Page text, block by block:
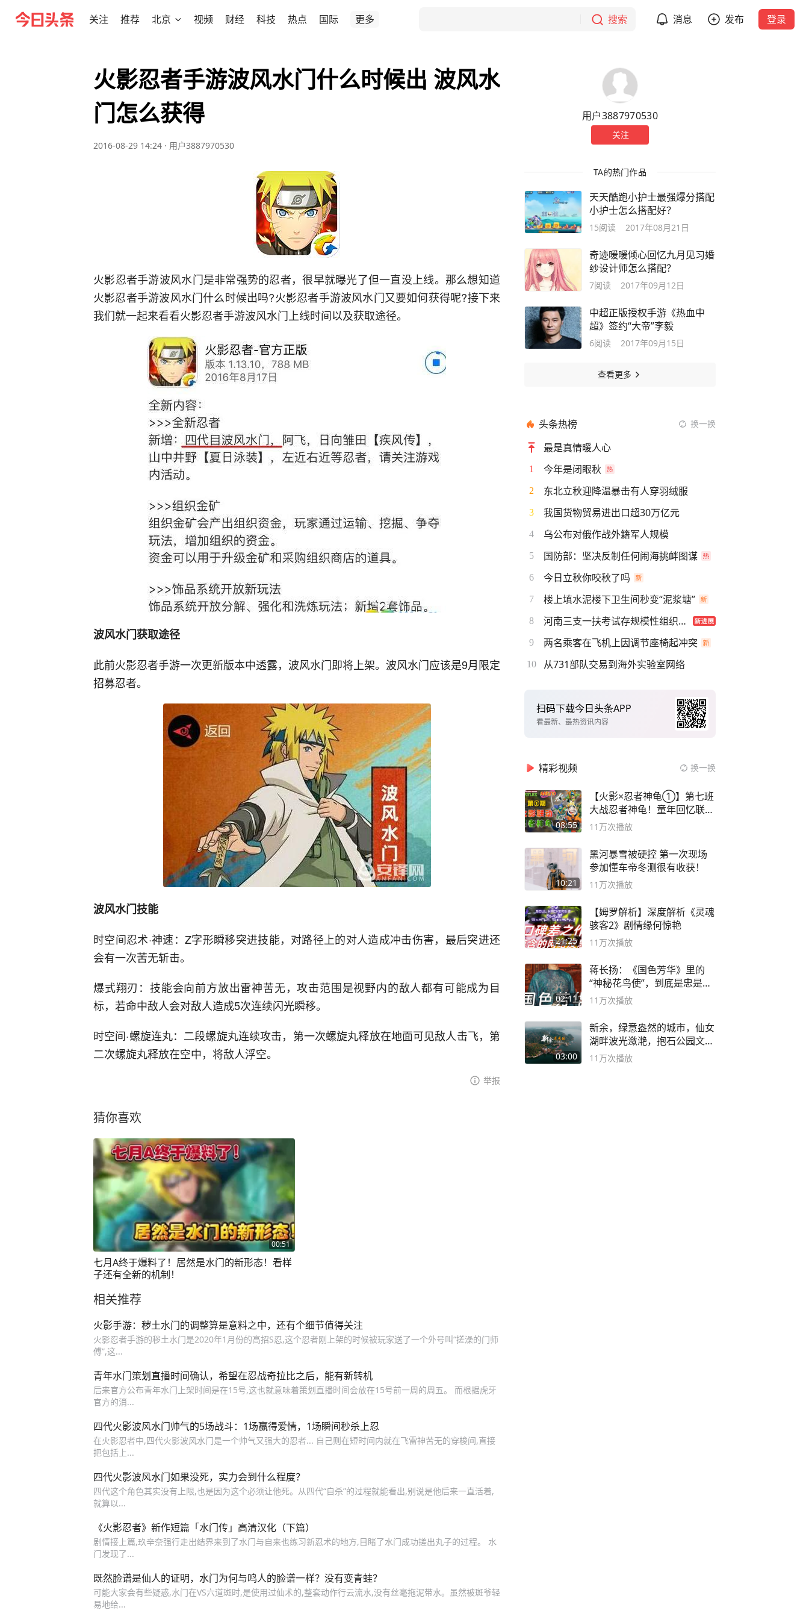
关注 推荐 北京 视频 财经 科技 热点 国际 更多 搜索 消息 发布 登录
火影忍者手游波风水门什么时候出 波风水
门怎么获得
2016-08-29 14:24 · 用户3887970530
火影忍者手游波风水门是非常强势的忍者，很早就曝光了但一直没上线。那么想知道
火影忍者手游波风水门什么时候出吗?火影忍者手游波风水门又要如何获得呢?接下来
我们就一起来看看火影忍者手游波风水门上线时间以及获取途径。
波风水门获取途径
此前火影忍者手游一次更新版本中透露，波风水门即将上架。波风水门应该是9月限定
招募忍者。
波风水门技能
时空间忍术·神速：Z字形瞬移突进技能，对路径上的对人造成冲击伤害，最后突进还
会有一次苦无斩击。
爆式翔刃：技能会向前方放出雷神苦无，攻击范围是视野内的敌人都有可能成为目
标，若命中敌人会对敌人造成5次连续闪光瞬移。
时空间·螺旋连丸：二段螺旋丸连续攻击，第一次螺旋丸释放在地面可见敌人击飞，第
二次螺旋丸释放在空中，将敌人浮空。
举报
猜你喜欢
00:51
七月A终于爆料了！居然是水门的新形态！看样
子还有全新的机制！
相关推荐
火影手游：秽土水门的调整算是意料之中，还有个细节值得关注
火影忍者手游的秽土水门是2020年1月份的高招S忍,这个忍者刚上架的时候被玩家送了一个外号叫“搓澡的门师
傅”,这...
青年水门策划直播时间确认，希望在忍战奇拉比之后，能有新转机
后来官方公布青年水门上架时间是在15号,这也就意味着策划直播时间会放在15号前一周的周五。 而根据虎牙
官方的消...
四代火影波风水门帅气的5场战斗：1场赢得爱情，1场瞬间秒杀上忍
在火影忍者中,四代火影波风水门是一个帅气又强大的忍者... 自己则在短时间内就在飞雷神苦无的穿梭间,直接
把包括上...
四代火影波风水门如果没死，实力会到什么程度？
四代这个角色其实没有上限,也是因为这个必须让他死。从四代“自杀”的过程就能看出,别说是他后来一直活着,
就算以...
《火影忍者》新作短篇「水门传」高清汉化（下篇）
剧情接上篇,玖辛奈强行走出结界来到了水门与自来也练习新忍术的地方,目睹了水门成功搓出丸子的过程。 水
门发现了...
既然脸谱是仙人的证明，水门为何与鸣人的脸谱一样？没有变青蛙？
可能大家会有些疑惑,水门在VS六道斑时,是使用过仙术的,整套动作行云流水,没有丝毫拖泥带水。虽然被斑爷轻
易地给...
用户3887970530
关注
TA的热门作品
天天酷跑小护士最强爆分搭配
小护士怎么搭配好？
15阅读 2017年08月21日
奇迹暖暖倾心回忆九月见习婚
纱设计师怎么搭配？
7阅读 2017年09月12日
中超正版授权手游《热血中
超》签约“大帝”李毅
6阅读 2017年09月15日
查看更多
头条热榜 换一换
最是真情暖人心
1 今年是闭眼秋
2 东北立秋迎降温暴击有人穿羽绒服
3 我国货物贸易进出口超30万亿元
4 乌公布对俄作战外籍军人规模
5 国防部：坚决反制任何闹海挑衅图谋
6 今日立秋你咬秋了吗
7 楼上填水泥楼下卫生间秒变“泥浆塘”
8 河南三支一扶考试存规模性组织作弊
9 两名乘客在飞机上因调节座椅起冲突
10 从731部队交易到海外实验室网络
扫码下载今日头条APP
看最新、最热资讯内容
精彩视频 换一换
08:55
【火影×忍者神龟①】第七班
大战忍者神龟！童年回忆联动
论武？
11万次播放
10:21
黑河暴雪被硬控 第一次现场
参加懂车帝冬测很有收获！
11万次播放
21:25
【姆罗解析】深度解析《灵魂
骇客2》剧情缘何惊艳
11万次播放
02:11
蒋长扬：《国色芳华》里的
“神秘花鸟使”，到底是忠是
奸？
11万次播放
03:00
新余，绿意盎然的城市，仙女
湖畔波光潋滟，抱石公园文化
深邃……
11万次播放